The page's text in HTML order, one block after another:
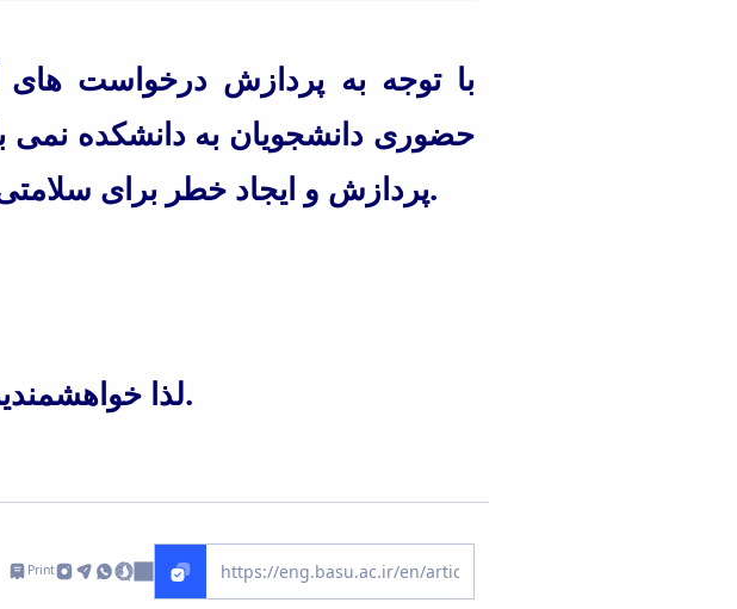
با توجه به پردازش درخواست های
حضوری دانشجویان به دانشکده
پردازش و ایجاد خطر برای سلامتی شخص آنها و کادر آموزشی دانشکده خواهد شد.
لذا خواهشمندیم از هرگونه مراجعه حضوری جداً اجتناب فرمائید.
Print